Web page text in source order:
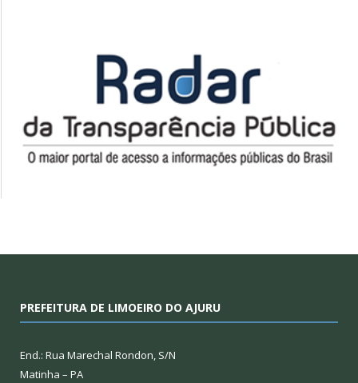
PREFEITURA DE LIMOEIRO DO AJURU
End.: Rua Marechal Rondon, S/N
Matinha – PA